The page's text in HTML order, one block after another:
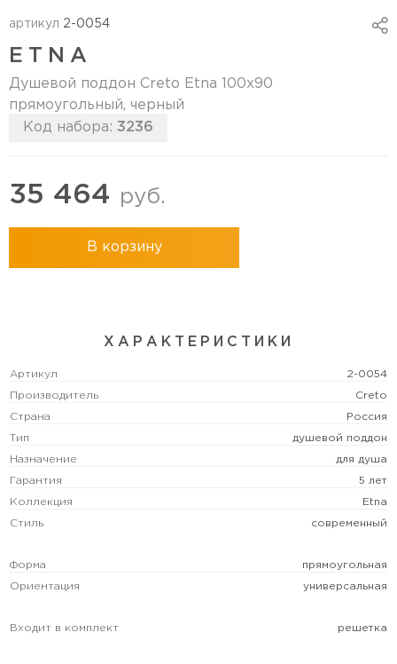
артикул 2-0054
ETNA
Душевой поддон Creto Etna 100x90
прямоугольный, черный
Код набора: 3236
35 464 руб.
В корзину
ХАРАКТЕРИСТИКИ
Артикул 2-0054
Производитель Creto
Страна Россия
Тип душевой поддон
Назначение для душа
Гарантия 5 лет
Коллекция Etna
Стиль современный
Форма прямоугольная
Ориентация универсальная
Входит в комплект решетка